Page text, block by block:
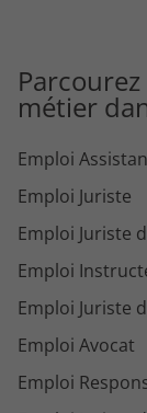
métier
Emploi
Emploi Juriste
Emploi Juriste
Emploi
Emploi Juriste
Emploi Avocat
Emploi